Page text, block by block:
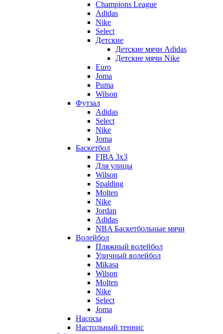
Champions League
Adidas
Nike
Select
Детские
Детские мячи Adidas
Детские мячи Nike
Euro
Joma
Puma
Wilson
Футзал
Adidas
Select
Nike
Joma
Баскетбол
FIBA 3x3
Для улицы
Wilson
Spalding
Molten
Nike
Jordan
Adidas
NBA Баскетбольные мячи
Волейбол
Пляжный волейбол
Уличный волейбол
Mikasa
Wilson
Molten
Nike
Select
Joma
Насосы
Настольный теннис